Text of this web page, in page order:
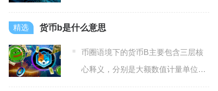
场套利与网格交易等合规方
货币b是什么意思
币圈语境下的货币B主要包含三层核
心释义，分别是大额数值计量单位、
交易盘口买入标识、BNB链